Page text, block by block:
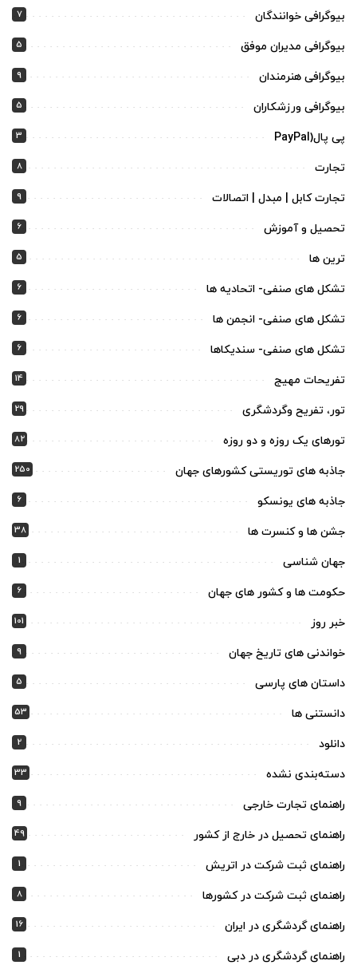
بیوگرافی خوانندگان 7
بیوگرافی مدیران موفق 5
بیوگرافی هنرمندان 9
بیوگرافی ورزشکاران 5
پی پال(PayPal 3
تجارت 8
تجارت کابل | مبدل | اتصالات 9
تحصیل و آموزش 6
ترین ها 5
تشکل های صنفی- اتحادیه ها 6
تشکل های صنفی- انجمن ها 6
تشکل های صنفی- سندیکاها 6
تفریحات مهیج 14
تور، تفریح وگردشگری 29
تورهای یک روزه و دو روزه 82
جاذبه های توریستی کشورهای جهان 250
جاذبه های یونسکو 6
جشن ها و کنسرت ها 38
جهان شناسی 1
حکومت ها و کشور های جهان 6
خبر روز 101
خواندنی های تاریخ جهان 9
داستان های پارسی 5
دانستنی ها 53
دانلود 2
دسته‌بندی نشده 33
راهنمای تجارت خارجی 9
راهنمای تحصیل در خارج از کشور 49
راهنمای ثبت شرکت در اتریش 1
راهنمای ثبت شرکت در کشورها 8
راهنمای گردشگری در ایران 16
راهنمای گردشگری در دبی 1